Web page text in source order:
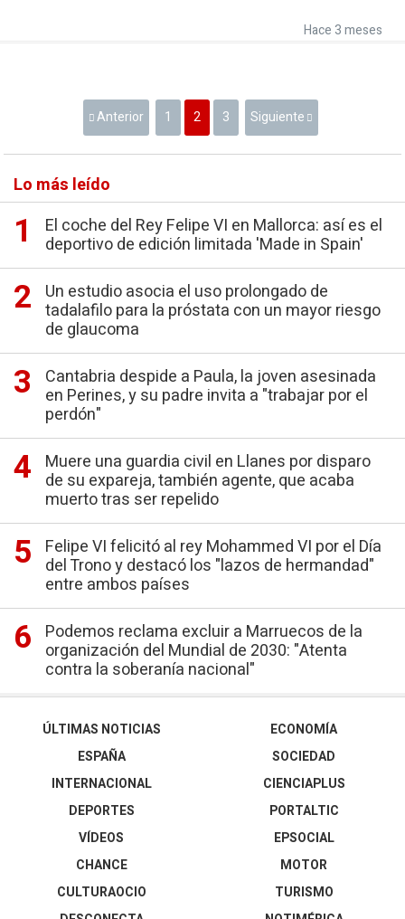
Hace 3 meses
Anterior 1 2 3 Siguiente
Lo más leído
El coche del Rey Felipe VI en Mallorca: así es el
deportivo de edición limitada 'Made in Spain'
Un estudio asocia el uso prolongado de
tadalafilo para la próstata con un mayor riesgo
de glaucoma
Cantabria despide a Paula, la joven asesinada
en Perines, y su padre invita a "trabajar por el
perdón"
Muere una guardia civil en Llanes por disparo
de su expareja, también agente, que acaba
muerto tras ser repelido
Felipe VI felicitó al rey Mohammed VI por el Día
del Trono y destacó los "lazos de hermandad"
entre ambos países
Podemos reclama excluir a Marruecos de la
organización del Mundial de 2030: "Atenta
contra la soberanía nacional"
ÚLTIMAS NOTICIAS
ESPAÑA
INTERNACIONAL
DEPORTES
VÍDEOS
ECONOMÍA
SOCIEDAD
CIENCIAPLUS
PORTALTIC
EPSOCIAL
CHANCE
CULTURAOCIO
MOTOR
TURISMO